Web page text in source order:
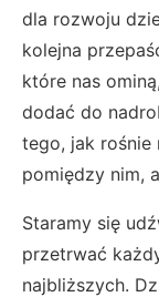
dla rozwoju
kolejna
które nas
dodać do
tego, jak rośnie
pomiędzy nim,
Staramy się
przetrwać
najbliższych.